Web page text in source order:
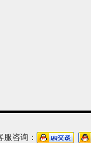
服咨询：